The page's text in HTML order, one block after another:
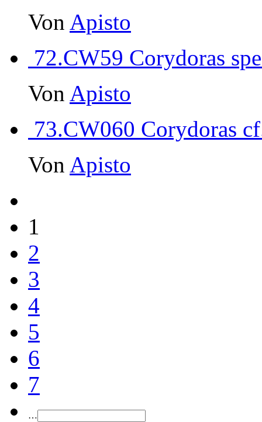
Von Apisto
72.CW59 Corydoras
Von Apisto
73.CW060 Corydoras
Von Apisto
1
2
3
4
5
6
7
…